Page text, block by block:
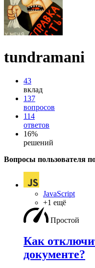
tundramani
43
вклад
137
вопросов
114
ответов
16%
решений
Вопросы пользователя
JavaScript
+1 ещё
Простой
Как
документе?